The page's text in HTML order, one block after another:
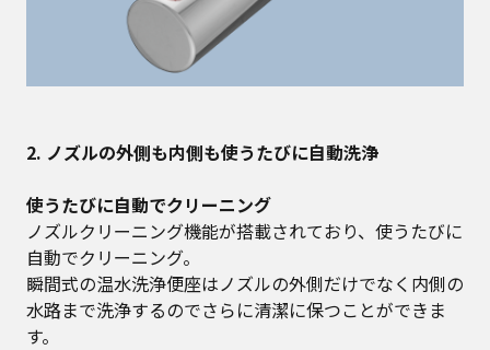
2. ノズルの外側も内側も使うたびに自動洗浄
使うたびに自動でクリーニング
ノズルクリーニング機能が搭載されており、使うたびに
自動でクリーニング。
瞬間式の温水洗浄便座はノズルの外側だけでなく内側の
水路まで洗浄するのでさらに清潔に保つことができま
す。